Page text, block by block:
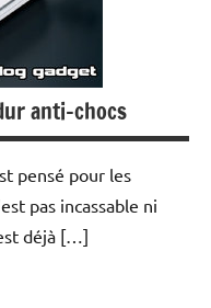
anti-chocs
pensé pour les
pas incassable ni
déjà […]